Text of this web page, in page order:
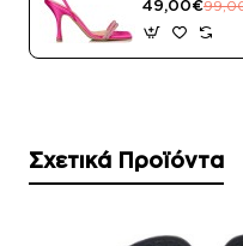
49,00€
Σχετικά Προϊόντα